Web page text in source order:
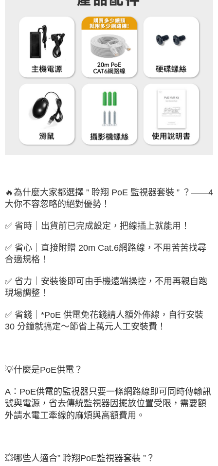
🔥為什麼大家都選擇 ” 聆翔 PoE 監視器套裝 ” ？——4
大你不容忽略的絕對優勢！
✅ 省時｜出貨前已完成設定，把線插上就能用！
✅ 省心｜直接附贈 20m Cat.6網路線，不用苦苦找尋
合適規格！
✅ 省力｜安裝後即可由手機遠端操控，不用再親自跑
現場調整！
✅ 省錢｜*PoE 供電免花錢請人額外佈線，自行安裝
30 分鐘就搞定～節省上萬元人工安裝費！
💡什麼是PoE供電？
A：PoE供電的監視器只要一條網路線即可同時傳輸訊
號與電源，省去傳統監視器因擺放位置受限，需要額
外請水電工牽線的麻煩與高額費用。
💥哪些人適合” 聆翔PoE監視器套裝 ”？